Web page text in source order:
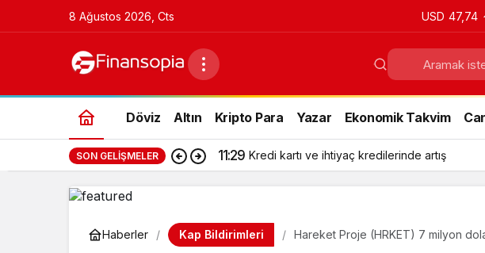
8 Ağustos 2026, Cts USD 47,74
Döviz Altın Kripto Para Yazar Ekonomik Takvim
SON GELIŞMELER 11:29 Kredi kartı ve ihtiyaç kredilerinde artış
Haberler Kap Bildirimleri Hareket Proje (HRKET) 7 milyon